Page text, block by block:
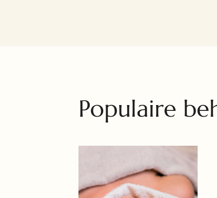
Populaire